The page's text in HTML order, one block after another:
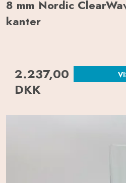
8 mm Nordic
kanter
2.237,00
DKK